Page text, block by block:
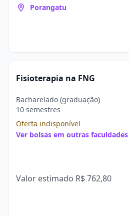
Porangatu
Fisioterapia na FNG
Bacharelado (graduação)
10 semestres
Oferta indisponível
Ver bolsas em outras faculdades
Valor estimado R$ 762,80